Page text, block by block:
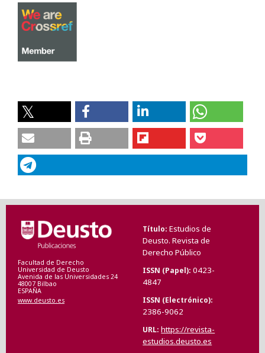
Facultad de Derecho
Universidad de Deusto
Avenida de las Universidades 24
48007 Bilbao
ESPAÑA
www.deusto.es
Título Estudios de
Deusto. Revista de
Derecho Público
ISSN (Papel) 0423-
4847
ISSN (Electrónico)
2386-9062
URL https://revista-
estudios.deusto.es